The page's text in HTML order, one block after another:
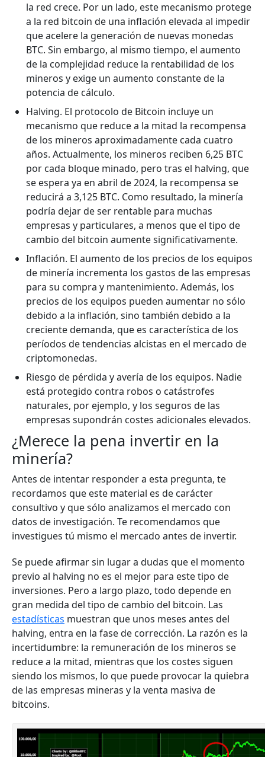
la red crece. Por un lado, este mecanismo protege
a la red bitcoin de una inflación elevada al impedir
que acelere la generación de nuevas monedas
BTC. Sin embargo, al mismo tiempo, el aumento
de la complejidad reduce la rentabilidad de los
mineros y exige un aumento constante de la
potencia de cálculo.
Halving. El protocolo de Bitcoin incluye un
mecanismo que reduce a la mitad la recompensa
de los mineros aproximadamente cada cuatro
años. Actualmente, los mineros reciben 6,25 BTC
por cada bloque minado, pero tras el halving, que
se espera ya en abril de 2024, la recompensa se
reducirá a 3,125 BTC. Como resultado, la minería
podría dejar de ser rentable para muchas
empresas y particulares, a menos que el tipo de
cambio del bitcoin aumente significativamente.
Inflación. El aumento de los precios de los equipos
de minería incrementa los gastos de las empresas
para su compra y mantenimiento. Además, los
precios de los equipos pueden aumentar no sólo
debido a la inflación, sino también debido a la
creciente demanda, que es característica de los
períodos de tendencias alcistas en el mercado de
criptomonedas.
Riesgo de pérdida y avería de los equipos. Nadie
está protegido contra robos o catástrofes
naturales, por ejemplo, y los seguros de las
empresas supondrán costes adicionales elevados.
¿Merece la pena invertir en la
minería?
Antes de intentar responder a esta pregunta, te
recordamos que este material es de carácter
consultivo y que sólo analizamos el mercado con
datos de investigación. Te recomendamos que
investigues tú mismo el mercado antes de invertir.
Se puede afirmar sin lugar a dudas que el momento
previo al halving no es el mejor para este tipo de
inversiones. Pero a largo plazo, todo depende en
gran medida del tipo de cambio del bitcoin. Las
estadísticas muestran que unos meses antes del
halving, entra en la fase de corrección. La razón es la
incertidumbre: la remuneración de los mineros se
reduce a la mitad, mientras que los costes siguen
siendo los mismos, lo que puede provocar la quiebra
de las empresas mineras y la venta masiva de
bitcoins.